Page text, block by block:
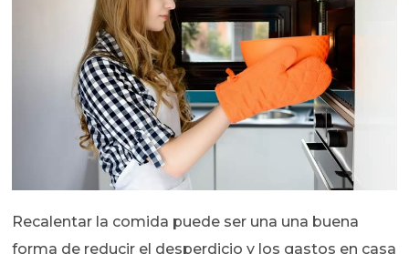
Recalentar la comida puede ser una una buena
forma de reducir el desperdicio y los gastos en casa